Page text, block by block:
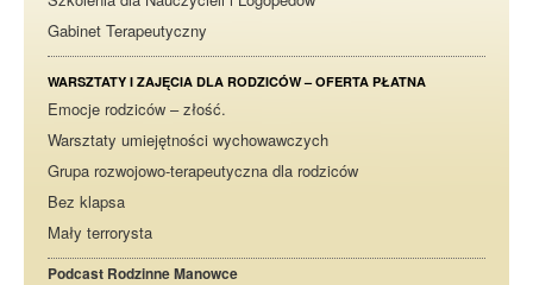
Gabinet Terapeutyczny
WARSZTATY I ZAJĘCIA DLA RODZICÓW – OFERTA PŁATNA
Emocje rodziców – złość.
Warsztaty umiejętności wychowawczych
Grupa rozwojowo-terapeutyczna dla rodziców
Bez klapsa
Mały terrorysta
Podcast Rodzinne Manowce